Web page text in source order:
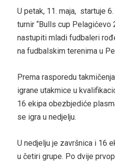
U petak, 11. maja, startuje
turnir “Bulls cup Pelagićevo
nastupiti mladi fudbaleri
na fudbalskim terenima u
Prema rasporedu
igrane utakmice u
16 ekipa obezbjediće
se igra u nedjelju.
U nedjelju je završnica i 16
u četiri grupe. Po dvije